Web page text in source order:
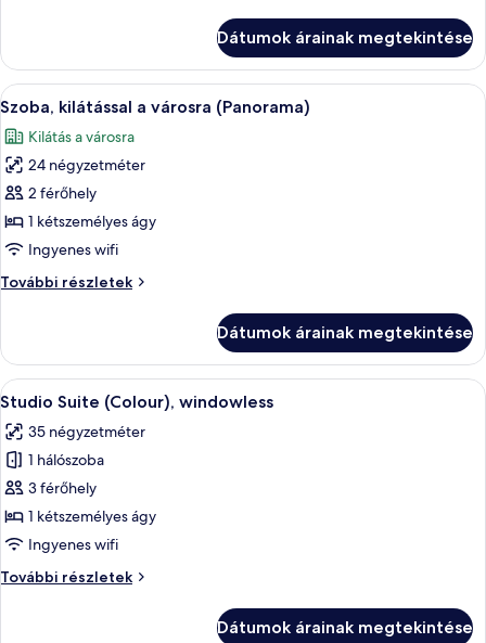
Dátumok árainak megtekintése
A
következő
szoba
összes
képének
megtekintése:
Szoba,
a
Egy modern szállodai szoba,
7
Szoba, kilátással a városra (Panorama)
Kilátás a városra
24 négyzetméter
2 férőhely
1 kétszemélyes ágy
Ingyenes wifi
További részletek
Szoba,
(Panorama)
további
részletei
Dátumok árainak megtekintése
A
következő
szoba
összes
képének
megtekintése:
Studio
(Colour),
Egy modern szállodai szoba,
8
Studio Suite (Colour), windowless
35 négyzetméter
1 hálószoba
3 férőhely
1 kétszemélyes ágy
Ingyenes wifi
További részletek
Studio
Dátumok árainak megtekintése